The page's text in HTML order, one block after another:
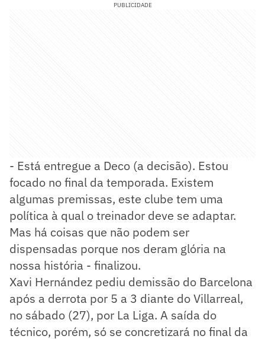
PUBLICIDADE
- Está entregue a Deco (a decisão). Estou
focado no final da temporada. Existem
algumas premissas, este clube tem uma
política à qual o treinador deve se adaptar.
Mas há coisas que não podem ser
dispensadas porque nos deram glória na
nossa história - finalizou.
Xavi Hernández pediu demissão do Barcelona
após a derrota por 5 a 3 diante do Villarreal,
no sábado (27), por La Liga. A saída do
técnico, porém, só se concretizará no final da